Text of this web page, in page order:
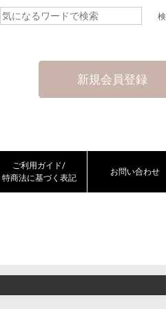
新規会員登録
ご利用ガイド/
特商法に基づく表記
お問い合わせ